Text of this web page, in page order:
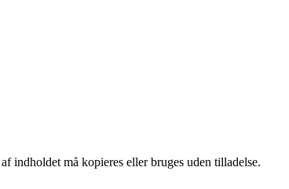
indholdet må kopieres eller bruges uden tilladelse.